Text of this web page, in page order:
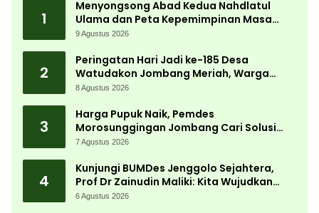
1
Menyongsong Abad Kedua Nahdlatul
Ulama dan Peta Kepemimpinan Masa
Depan Pasca Muktamar ke-35
9 Agustus 2026
2
Peringatan Hari Jadi ke-185 Desa
Watudakon Jombang Meriah, Warga
Tumpek Blek Padati Karnaval Budaya
8 Agustus 2026
3
Harga Pupuk Naik, Pemdes
Morosunggingan Jombang Cari Solusi
Lewat Kajian Akademik
7 Agustus 2026
4
Kunjungi BUMDes Jenggolo Sejahtera,
Prof Dr Zainudin Maliki: Kita Wujudkan
Kemandirian Ekonomi dengan Potensi
6 Agustus 2026